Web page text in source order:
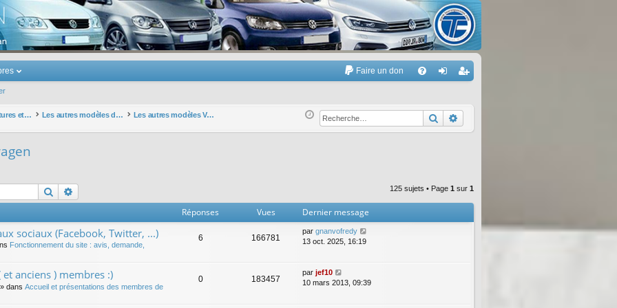
Touran
Faire un don
Q ne
xi
nr
eg
r
Les autres voitures et ce qui touche à la voiture Les autres modèles du groupe VW Les autres modèles Volkswagen Rechercher
Rechercher 125 sujets • Page 1 sur 1
Réponses Vues Dernier message
sociaux (Facebook, Twitter, ...)
Fonctionnement du site : avis, demande,
6 166781
par gnanvofredy
13 oct. 2025, 16:19
anciens ) membres :)
» dans Accueil et présentations des membres de
0 183457
par jef10
10 mars 2013, 09:39